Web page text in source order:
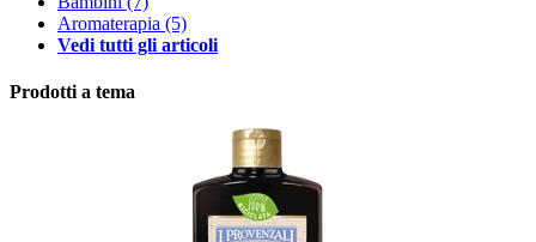
Aromaterapia (5)
Vedi tutti gli articoli
Prodotti a tema